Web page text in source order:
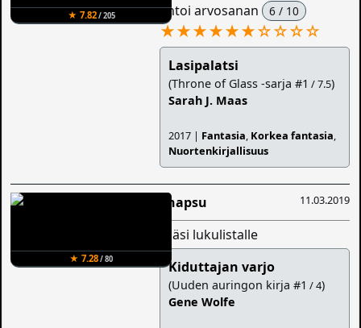
★ 7.82/ 205
antoi arvosanan 6 / 10
★★★★★★☆☆☆☆
Lasipalatsi
(Throne of Glass -sarja #1 / 7.5)
Sarah J. Maas
2017 | Fantasia, Korkea fantasia,
Nuortenkirjallisuus
★ 7.28/ 80
11.03.2019
Snapsu
lisäsi lukulistalle
Kiduttajan varjo
(Uuden auringon kirja #1 / 4)
Gene Wolfe